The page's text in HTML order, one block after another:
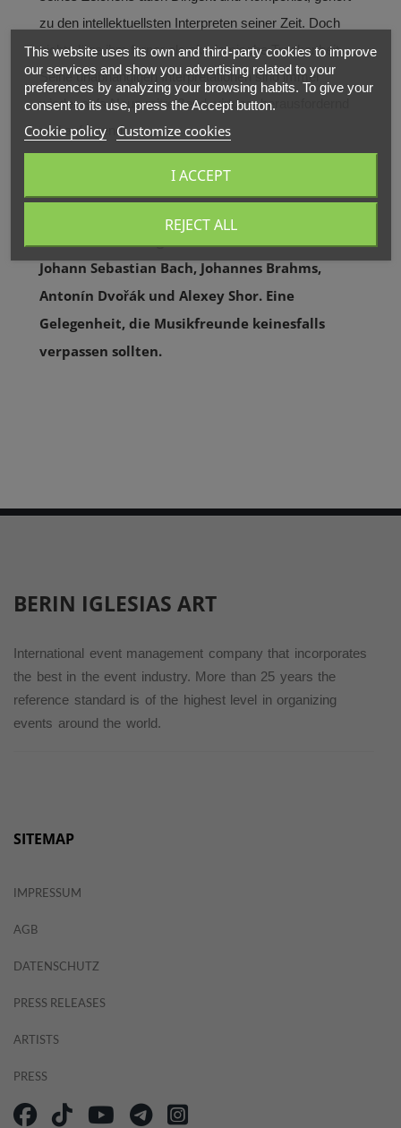
zu den intellektuellsten Interpreten seiner Zeit. Doch
nichts läge ihm ferner als akademische Trockenheit.
Seine unabhängigen Interpretationen sind immer
wieder aufs Neue mitreißend, virtuos, herausfordernd
und aufregend.
2022 gibt Mikhail Pletnev nur ein Konzerte in
Johann Sebastian Bach, Johannes Brahms,
Antonín Dvořák und Alexey Shor. Eine
Gelegenheit, die Musikfreunde keinesfalls
verpassen sollten.
BERIN IGLESIAS ART
International event management company that incorporates
the best in the event industry. More than 25 years the
reference standard is of the highest level in organizing
events around the world.
SITEMAP
IMPRESSUM
AGB
DATENSCHUTZ
PRESS RELEASES
ARTISTS
PRESS
This website uses its own and third-party cookies to improve
our services and show you advertising related to your
preferences by analyzing your browsing habits. To give your
consent to its use, press the Accept button.
Cookie policy Customize cookies
REJECT ALL
I ACCEPT